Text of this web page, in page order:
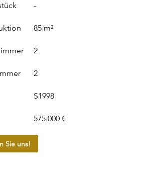
-
85 m²
2
2
S1998
575.000 €
Sie uns!